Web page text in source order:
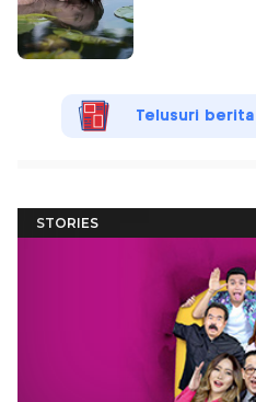
Telusuri